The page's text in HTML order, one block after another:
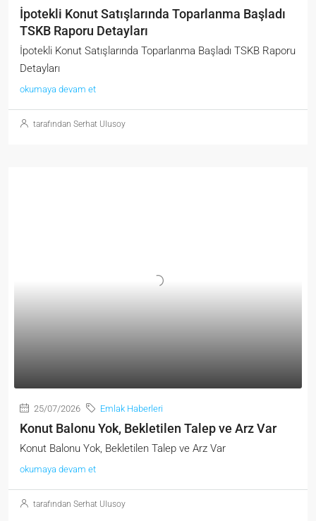
İpotekli Konut Satışlarında Toparlanma Başladı
TSKB Raporu Detayları
İpotekli Konut Satışlarında Toparlanma Başladı TSKB Raporu
Detayları
okumaya devam et
tarafından Serhat Ulusoy
25/07/2026 Emlak Haberleri
Konut Balonu Yok, Bekletilen Talep ve Arz Var
Konut Balonu Yok, Bekletilen Talep ve Arz Var
okumaya devam et
tarafından Serhat Ulusoy